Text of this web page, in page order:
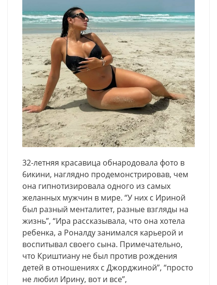
32-летняя красавица обнародовала фото в
6икини, наглядно продемонстрировав, чем
она гипнотизировала одного из самых
желанных мужчин в мире. “У них с Ириной
был разный менталитет, разные взгляды на
жизнь”, “Ира рассказывала, что она хотела
ребенка, а Роналду занимался карьерой и
воспитывал своего сына. Примечательно,
что Криштиану не был против рождения
детей в отношениях с Джорджиной”, “просто
не любил Ирину, вот и все”,